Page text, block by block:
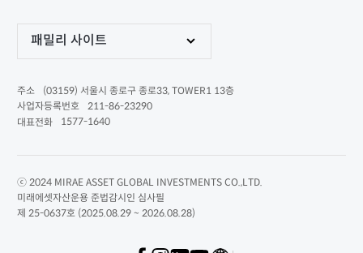
패밀리 사이트
주소
(03159) 서울시 종로구 종로33, TOWER1 13층
사업자등록번호
211-86-23290
대표전화
1577-1640
ⓒ 2024 MIRAE ASSET GLOBAL INVESTMENTS CO.,LTD.
미래에셋자산운용 준법감시인 심사필
제 25-0637호 (2025.08.29 ~ 2026.08.28)